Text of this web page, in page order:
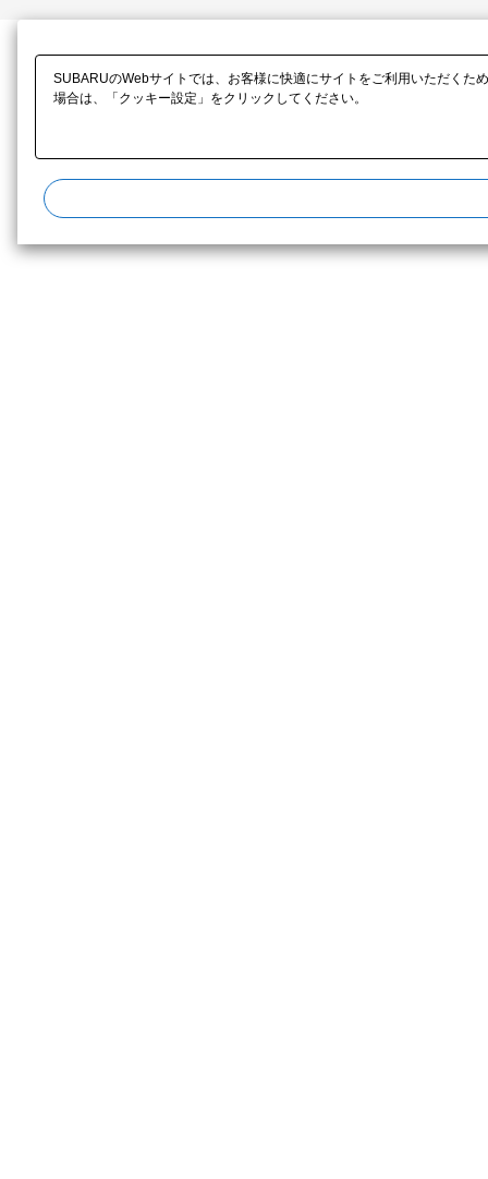
SUBARUのWebサイトでは、お客様に快適にサイトをご利用いただく
場合は、「クッキー設定」をクリックしてください。​